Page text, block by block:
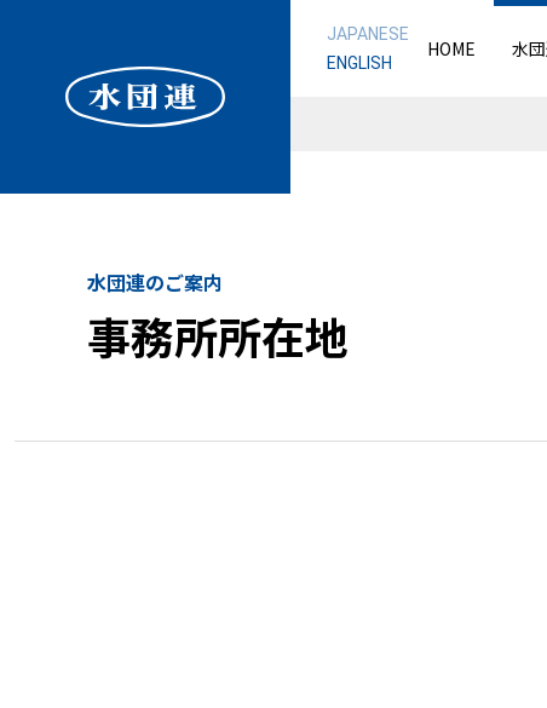
JAPANESE
ENGLISH
HOME 水
水団連のご案内
事務所所在地